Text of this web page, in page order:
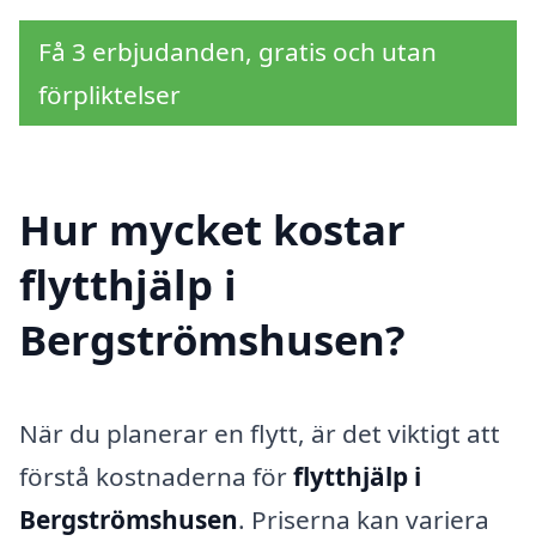
Få 3 erbjudanden, gratis och utan
förpliktelser
Hur mycket kostar
flytthjälp i
Bergströmshusen?
När du planerar en flytt, är det viktigt att
förstå kostnaderna förflytthjälp i
Bergströmshusen. Priserna kan variera